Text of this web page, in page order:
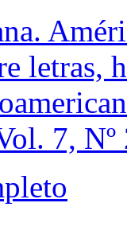
letras,
7, Nº